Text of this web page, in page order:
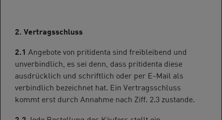
2. Vertragsschluss
2.1 Angebote von pritidenta sind freibleibend und
unverbindlich, es sei denn, dass pritidenta diese
ausdrücklich und schriftlich oder per E-Mail als
verbindlich bezeichnet hat. Ein Vertragsschluss
kommt erst durch Annahme nach Ziff. 2.3 zustande.